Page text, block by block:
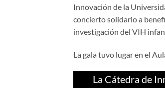
Innovación de la
concierto solidario a
investigación del VIH
La gala tuvo lugar en el
La Cátedra de